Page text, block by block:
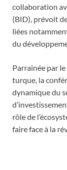
collaboration
(BID), prévoit
liées
du
Parrainée par
turque, la
dynamique du
rôle de
faire face à la